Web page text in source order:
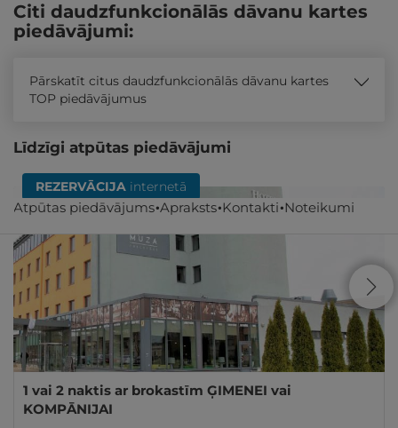
Atpūtas piedāvājums Apraksts Kontakti Noteikumi
Citi daudzfunkcionālās dāvanu kartes
piedāvājumi:
Pārskatīt citus daudzfunkcionālās dāvanu kartes
TOP piedāvājumus
Līdzīgi atpūtas piedāvājumi
REZERVĀCIJA internetā
1 vai 2 naktis ar brokastīm ĢIMENEI vai
KOMPĀNIJAI